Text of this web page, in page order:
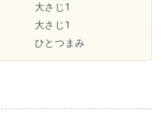
大さじ1
大さじ1
ひとつまみ